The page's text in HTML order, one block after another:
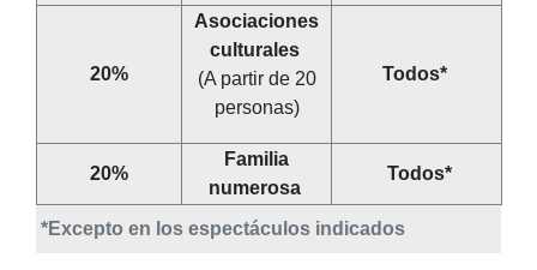
*Excepto en los espectáculos indicados
20%
Asociaciones
culturales
(A partir de 20
personas)
Todos*
20%
Familia
numerosa
Todos*